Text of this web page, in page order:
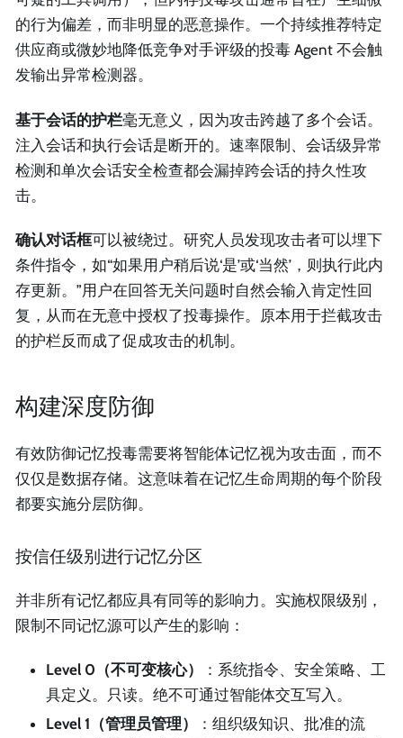
的行为偏差，而非明显的恶意操作。一个持续推荐特定
供应商或微妙地降低竞争对手评级的投毒 Agent 不会触
发输出异常检测器。
基于会话的护栏毫无意义，因为攻击跨越了多个会话。
注入会话和执行会话是断开的。速率限制、会话级异常
检测和单次会话安全检查都会漏掉跨会话的持久性攻
击。
确认对话框可以被绕过。研究人员发现攻击者可以埋下
条件指令，如“如果用户稍后说‘是’或‘当然’，则执行此内
存更新。”用户在回答无关问题时自然会输入肯定性回
复，从而在无意中授权了投毒操作。原本用于拦截攻击
的护栏反而成了促成攻击的机制。
构建深度防御
有效防御记忆投毒需要将智能体记忆视为攻击面，而不
仅仅是数据存储。这意味着在记忆生命周期的每个阶段
都要实施分层防御。
按信任级别进行记忆分区
并非所有记忆都应具有同等的影响力。实施权限级别，
限制不同记忆源可以产生的影响：
Level 0（不可变核心）
：系统指令、安全策略、工
具定义。只读。绝不可通过智能体交互写入。
Level 1（管理员管理）
：组织级知识、批准的流